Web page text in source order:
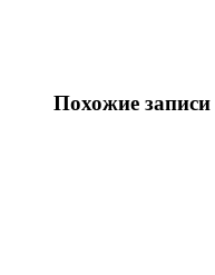
Похожие записи